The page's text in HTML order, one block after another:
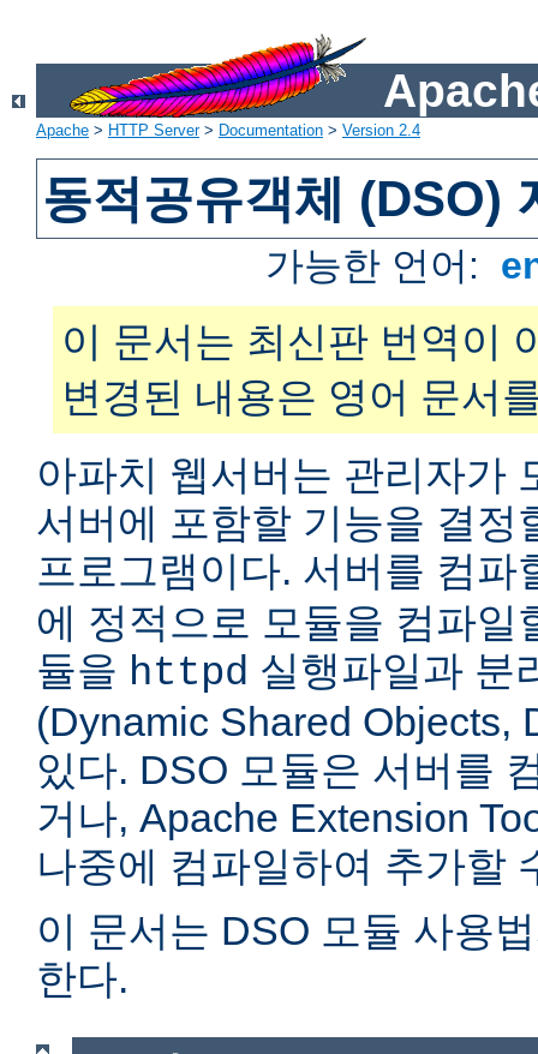
Apache > HTTP Server> Documentation > Version 2.4
동적공유객체 (DSO)
가능한 언어:
이 문서는 최신판 번역이
변경된 내용은 영어 문서
아파치 웹서버는 관리자가
서버에 포함할 기능을 결정
프로그램이다. 서버를 컴파
에 정적으로 모듈을 컴파일
듈을 httpd 실행파일과 분
(Dynamic Shared Objects,
있다. DSO 모듈은 서버를
거나, Apache Extension
나중에 컴파일하여 추가할
이 문서는 DSO 모듈 사용
한다.